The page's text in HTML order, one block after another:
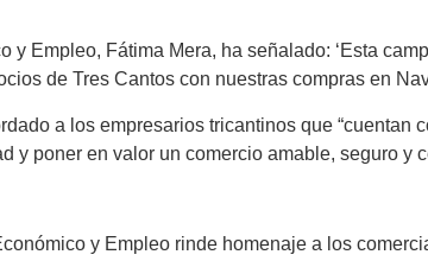
y Empleo, Fátima Mera, ha señalado: ‘Esta
de Tres Cantos con nuestras compras en
a los empresarios tricantinos que
y poner en valor un comercio amable, seguro y
y Empleo rinde homenaje a los